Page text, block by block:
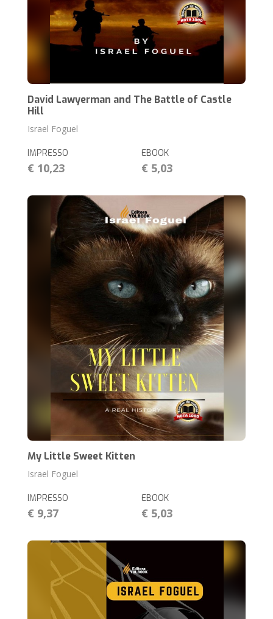
David Lawyerman and The Battle of Castle
Hill
Israel Foguel
IMPRESSO
€ 10,23
EBOOK
€ 5,03
My Little Sweet Kitten
Israel Foguel
IMPRESSO
€ 9,37
EBOOK
€ 5,03